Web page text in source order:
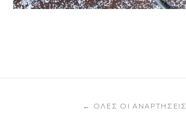
← ΌΛΕΣ ΟΙ ΑΝΑΡΤΉΣΕΙΣ